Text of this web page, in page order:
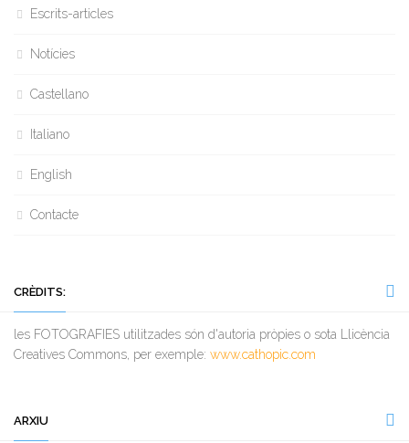
Escrits-articles
Notícies
Castellano
Italiano
English
Contacte
CRÈDITS:
les FOTOGRAFIES utilitzades són d'autoria pròpies o sota Llicència
Creatives Commons, per exemple: www.cathopic.com
ARXIU